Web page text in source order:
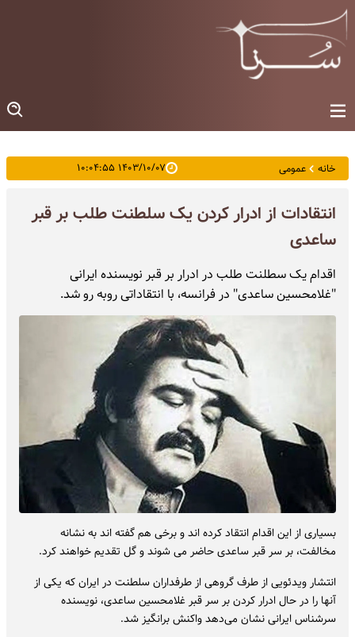
خانه عمومی ۱۴۰۳/۱۰/۰۷ ۱۰:۰۴:۵۵
انتقادات از ادرار کردن یک سلطنت طلب بر قبر
ساعدی
اقدام یک سطلنت طلب در ادرار بر قبر نویسنده ایرانی
"غلامحسین ساعدی" در فرانسه، با انتقاداتی روبه رو شد.
بسیاری از این اقدام انتقاد کرده اند و برخی هم گفته اند به نشانه
مخالفت، بر سر قبر ساعدی حاضر می شوند و گل تقدیم خواهند کرد.
انتشار ویدئویی از طرف گروهی از طرفداران سلطنت در ایران که یکی از
آنها را در حال ادرار کردن بر سر قبر غلامحسین ساعدی، نویسنده
سرشناس ایرانی نشان می‌دهد واکنش برانگیز شد.